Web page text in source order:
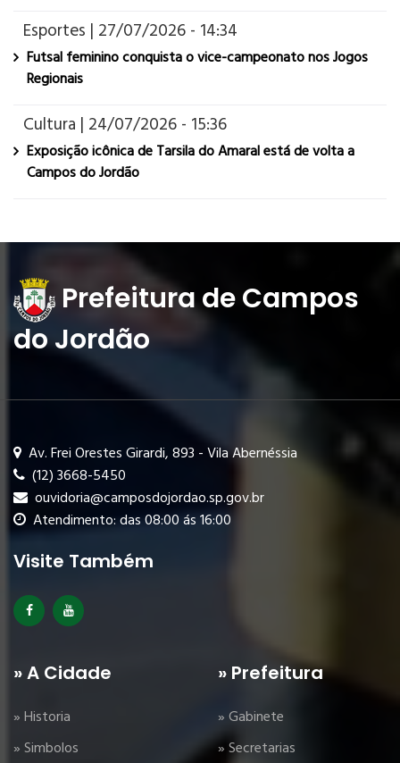
Esportes | 27/07/2026 - 14:34
Futsal feminino conquista o vice-campeonato nos Jogos
Regionais
Cultura | 24/07/2026 - 15:36
Exposição icônica de Tarsila do Amaral está de volta a
Campos do Jordão
Prefeitura de Campos
do Jordão
Av. Frei Orestes Girardi, 893 - Vila Abernéssia
(12) 3668-5450
ouvidoria@camposdojordao.sp.gov.br
Atendimento: das 08:00 ás 16:00
Visite Também
» A Cidade
» Historia
» Simbolos
» Prefeitura
» Gabinete
» Secretarias